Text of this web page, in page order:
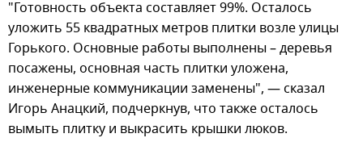
"Готовность объекта составляет 99%. Осталось
уложить 55 квадратных метров плитки возле улицы
Горького. Основные работы выполнены – деревья
посажены, основная часть плитки уложена,
инженерные коммуникации заменены", — сказал
Игорь Анацкий, подчеркнув, что также осталось
вымыть плитку и выкрасить крышки люков.